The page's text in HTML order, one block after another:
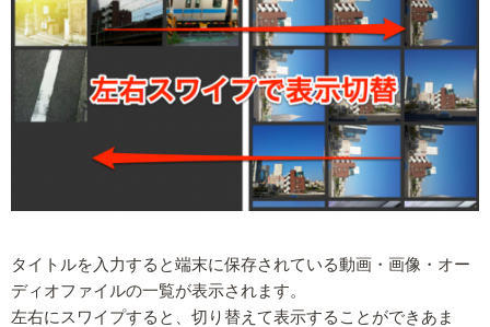
タイトルを入力すると端末に保存されている動画・画像・オー
ディオファイルの一覧が表示されます。
左右にスワイプすると、切り替えて表示することができあま